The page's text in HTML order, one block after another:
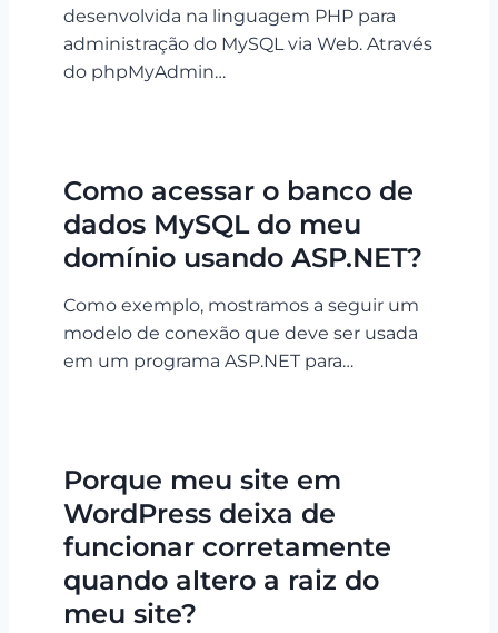
desenvolvida na linguagem PHP para
administração do MySQL via Web. Através
do phpMyAdmin…
Como acessar o banco de
dados MySQL do meu
domínio usando ASP.NET?
Como exemplo, mostramos a seguir um
modelo de conexão que deve ser usada
em um programa ASP.NET para…
Porque meu site em
WordPress deixa de
funcionar corretamente
quando altero a raiz do
meu site?